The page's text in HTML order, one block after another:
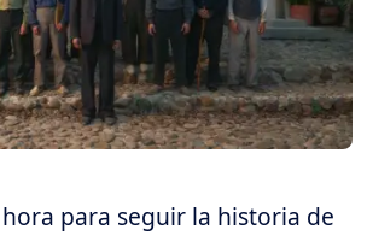
hora para seguir la historia de